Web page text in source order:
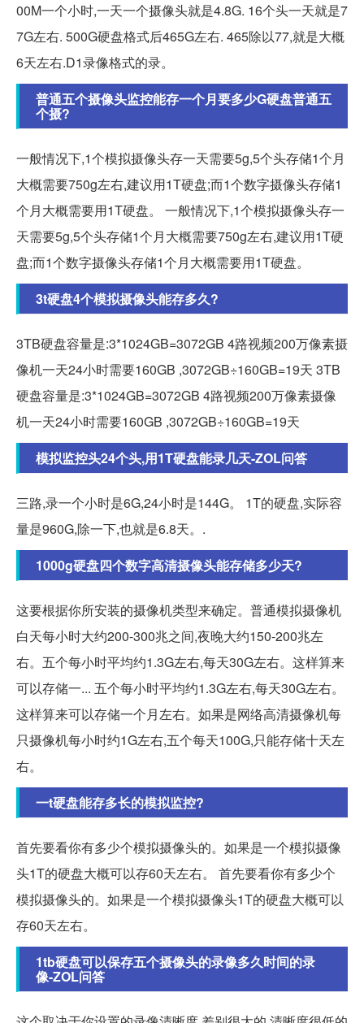
00M一个小时,一天一个摄像头就是4.8G. 16个头一天就是7
7G左右. 500G硬盘格式后465G左右. 465除以77,就是大概
6天左右.D1录像格式的录。
普通五个摄像头监控能存一个月要多少G硬盘普通五
个摄?
一般情况下,1个模拟摄像头存一天需要5g,5个头存储1个月
大概需要750g左右,建议用1T硬盘;而1个数字摄像头存储1
个月大概需要用1T硬盘。 一般情况下,1个模拟摄像头存一
天需要5g,5个头存储1个月大概需要750g左右,建议用1T硬
盘;而1个数字摄像头存储1个月大概需要用1T硬盘。
3t硬盘4个模拟摄像头能存多久?
3TB硬盘容量是:3*1024GB=3072GB 4路视频200万像素摄
像机一天24小时需要160GB ,3072GB÷160GB=19天 3TB
硬盘容量是:3*1024GB=3072GB 4路视频200万像素摄像
机一天24小时需要160GB ,3072GB÷160GB=19天
模拟监控头24个头,用1T硬盘能录几天-ZOL问答
三路,录一个小时是6G,24小时是144G。 1T的硬盘,实际容
量是960G,除一下,也就是6.8天。.
1000g硬盘四个数字高清摄像头能存储多少天?
这要根据你所安装的摄像机类型来确定。普通模拟摄像机
白天每小时大约200-300兆之间,夜晚大约150-200兆左
右。五个每小时平均约1.3G左右,每天30G左右。这样算来
可以存储一... 五个每小时平均约1.3G左右,每天30G左右。
这样算来可以存储一个月左右。如果是网络高清摄像机每
只摄像机每小时约1G左右,五个每天100G,只能存储十天左
右。
一t硬盘能存多长的模拟监控?
首先要看你有多少个模拟摄像头的。如果是一个模拟摄像
头1T的硬盘大概可以存60天左右。 首先要看你有多少个
模拟摄像头的。如果是一个模拟摄像头1T的硬盘大概可以
存60天左右。
1tb硬盘可以保存五个摄像头的录像多久时间的录
像-ZOL问答